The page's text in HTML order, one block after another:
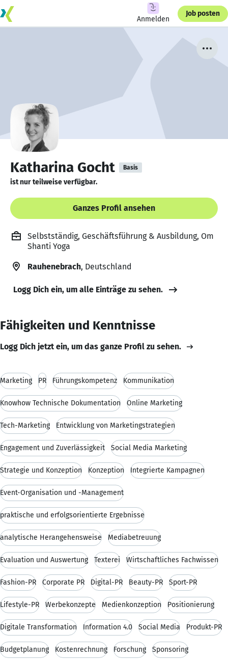
Anmelden
Job posten
Katharina Gocht Basis
ist nur teilweise verfügbar.
Ganzes Profil ansehen
Selbstständig, Geschäftsführung & Ausbildung, Om
Shanti Yoga
Rauhenebrach, Deutschland
Logg Dich ein, um alle Einträge zu sehen.
Fähigkeiten und Kenntnisse
Logg Dich jetzt ein, um das ganze Profil zu sehen.
Marketing PR Führungskompetenz Kommunikation
Knowhow Technische Dokumentation Online Marketing
Tech-Marketing Entwicklung von Marketingstrategien
Engagement und Zuverlässigkeit Social Media Marketing
Strategie und Konzeption Konzeption Integrierte Kampagnen
Event-Organisation und -Management
praktische und erfolgsorientierte Ergebnisse
analytische Herangehensweise Mediabetreuung
Evaluation und Auswertung Texterei Wirtschaftliches Fachwissen
Fashion-PR Corporate PR Digital-PR Beauty-PR Sport-PR
Lifestyle-PR Werbekonzepte Medienkonzeption Positionierung
Digitale Transformation Information 4.0 Social Media Produkt-PR
Budgetplanung Kostenrechnung Forschung Sponsoring